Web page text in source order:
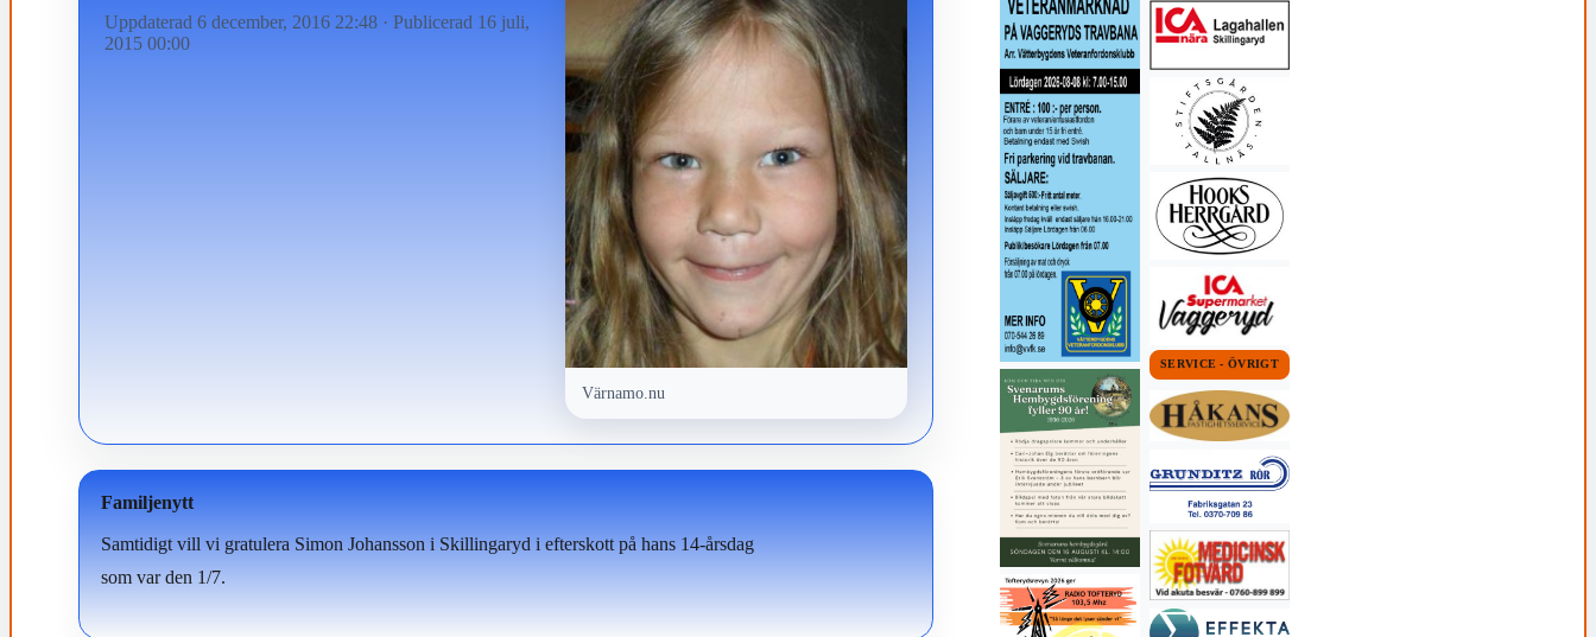
Uppdaterad 6 december, 2016 22:48 · Publicerad 16 juli,
2015 00:00
Värnamo.nu
Familjenytt
Samtidigt vill vi gratulera Simon Johansson i Skillingaryd i efterskott på hans 14-årsdag
som var den 1/7.
SERVICE - ÖVRIGT